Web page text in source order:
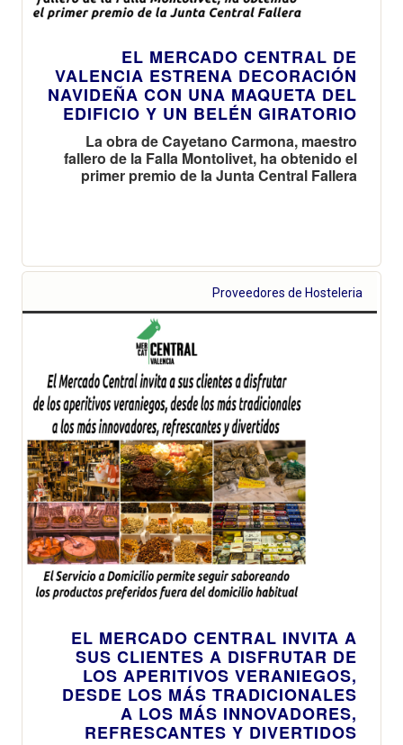
EL MERCADO CENTRAL DE
VALENCIA ESTRENA DECORACIÓN
NAVIDEÑA CON UNA MAQUETA DEL
EDIFICIO Y UN BELÉN GIRATORIO
La obra de Cayetano Carmona, maestro
fallero de la Falla Montolivet, ha obtenido el
primer premio de la Junta Central Fallera
Proveedores de Hosteleria
EL MERCADO CENTRAL INVITA A
SUS CLIENTES A DISFRUTAR DE
LOS APERITIVOS VERANIEGOS,
DESDE LOS MÁS TRADICIONALES
A LOS MÁS INNOVADORES,
REFRESCANTES Y DIVERTIDOS